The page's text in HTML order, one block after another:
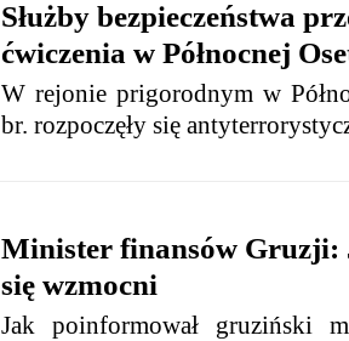
Służby bezpieczeństwa
ćwiczenia w Północnej
W rejonie prigorodnym w
br. rozpoczęły się
Minister finansów Gruzji:
się wzmocni
Jak poinformował gruziński